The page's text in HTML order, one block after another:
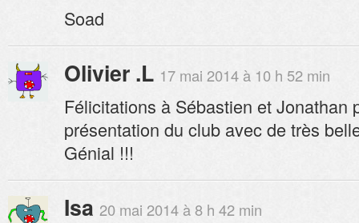
Soad
Olivier .L 17 mai 2014 à 10 h 52 min
Félicitations à Sébastien et Jonathan
présentation du club avec de très
Génial !!!
Isa 20 mai 2014 à 8 h 42 min